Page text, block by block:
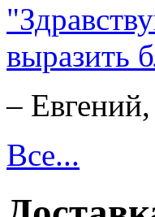
выразить
– Евгений,
Все...